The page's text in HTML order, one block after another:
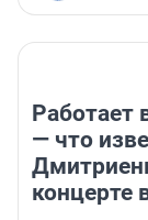
Работает
— что
концерте